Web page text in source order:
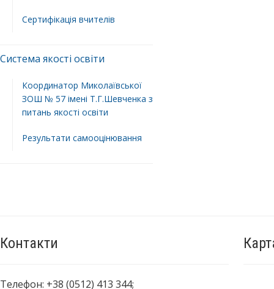
Сертифікація вчителів
Система якості освіти
Координатор Миколаївської
ЗОШ № 57 імені Т.Г.Шевченка з
питань якості освіти
Результати самооцінювання
Контакти
Телефон: +38 (0512) 413 344;